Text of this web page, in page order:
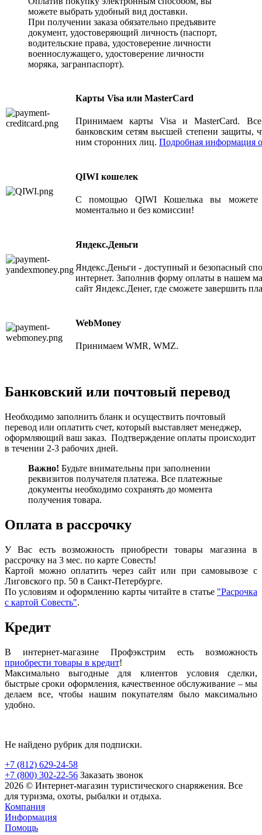
можете выбрать удобный вид доставки.
При получении заказа обязательно предъявите
документ, удостоверяющий личность (паспорт,
водительские права, удостоверение личности
военнослужащего, удостоверение личности
моряка, загранпаспорт).
Карты Visa или MasterCard
Принимаем карты Visa и MasterCard.
банковским сетям высшей степени защиты,
ним сторонних лиц. Подробная информация
QIWI кошелек
С помощью QIWI Кошелька вы можете
моментально и без комиссии!
Яндекс.Деньги
Яндекс.Деньги - доступный и безопасный
интернет. Заполнив форму оплаты в нашем
сайт Яндекс.Денег, где сможете завершить
WebMoney
Принимаем WMR, WMZ.
Банковский или почтовый перевод
Необходимо заполнить бланк и осуществить почтовый
перевод или оплатить счет, который выставляет менеджер,
оформляющий ваш заказ. Подтверждение оплаты происходит
в течении 2-3 рабочих дней.
Важно! Будьте внимательны при заполнении
реквизитов получателя платежа. Все платежные
документы необходимо сохранять до момента
получения товара.
Оплата в рассрочку
У Вас есть возможность приобрести товары магазина в
рассрочку на 3 мес. по карте Совесть!
Картой можно оплатить через сайт или при самовывозе с
Лиговского пр. 50 в Санкт-Петербурге.
По условиям и оформлению карты читайте в статье "Расрочка
с картой Совесть".
Кредит
В интернет-магазине Профэкстрим есть возможность
приобрести товары в кредит!
Максимально выгодные для клиентов условия сделки,
быстрые сроки оформления, качественное обслуживание – мы
делаем все, чтобы нашим покупателям было максимально
удобно.
Не найдено рубрик для подписки.
+7 (812) 629-24-58
+7 (800) 302-22-56 Заказать звонок
2026 © Интернет-магазин туристического снаряжения. Все
для туризма, охоты, рыбалки и отдыха.
Компания
Информация
Помощь